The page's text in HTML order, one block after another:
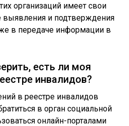
организаций имеет свои
выявления и подтверждения
в передаче информации в
есть ли моя
инвалидов?
в реестре инвалидов
в орган социальной
онлайн-порталами